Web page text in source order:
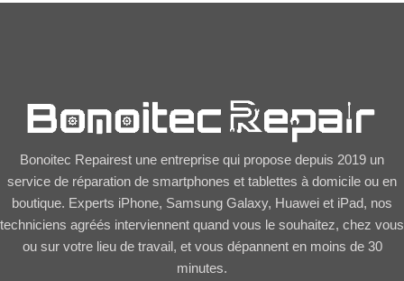
Bonoitec Repairest une entreprise qui propose depuis 2019 un
service de réparation de smartphones et tablettes à domicile ou en
boutique. Experts iPhone, Samsung Galaxy, Huawei et iPad, nos
techniciens agréés interviennent quand vous le souhaitez, chez vous
ou sur votre lieu de travail, et vous dépannent en moins de 30
minutes.